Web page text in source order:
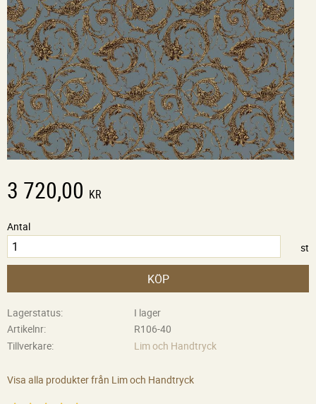
3 720,00 KR
Antal
st
KÖP
Lagerstatus
I lager
Artikelnr
R106-40
Tillverkare
Lim och Handtryck
Visa alla produkter från Lim och Handtryck